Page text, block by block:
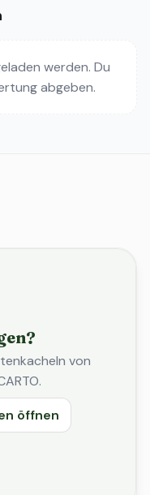
werden. Du
abgeben.
von
öffnen